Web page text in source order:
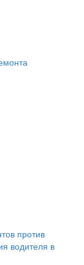
против
водителя в